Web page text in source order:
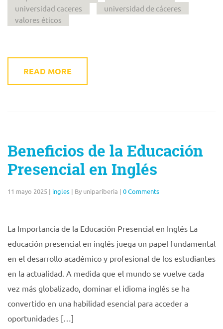
universidad caceres
universidad de cáceres
valores éticos
READ MORE
Beneficios de la Educación
Presencial en Inglés
11 mayo 2025 | ingles | By unipariberia | 0 Comments
La Importancia de la Educación Presencial en Inglés La
educación presencial en inglés juega un papel fundamental
en el desarrollo académico y profesional de los estudiantes
en la actualidad. A medida que el mundo se vuelve cada
vez más globalizado, dominar el idioma inglés se ha
convertido en una habilidad esencial para acceder a
oportunidades […]